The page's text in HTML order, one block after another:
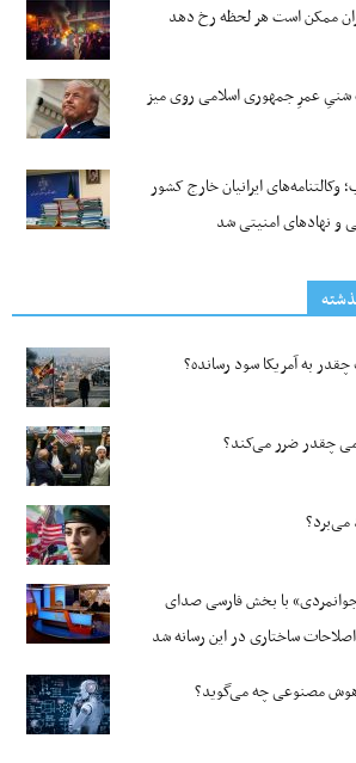
ممکن است هر لحظه رخ دهد
شنیِ عمرِ جمهوری اسلامی روی میز
ایرانیان خارج کشور
و نهادهای امنیتی شد
به آمریکا سود رسانده؟
چقدر ضرر می‌کند؟
می‌برد؟
با بخش فارسی صدای
ساختاری در این رسانه شد
مصنوعی چه می‌گوید؟